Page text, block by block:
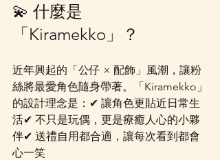
💫 什麼是
「Kiramekko」？
近年興起的「公仔 × 配飾」風潮，讓粉
絲將最愛角色隨身帶著。「Kiramekko」
的設計理念是：✔ 讓角色更貼近日常生
活✔ 不只是玩偶，更是療癒人心的小夥
伴✔ 送禮自用都合適，讓每次看到都會
心一笑